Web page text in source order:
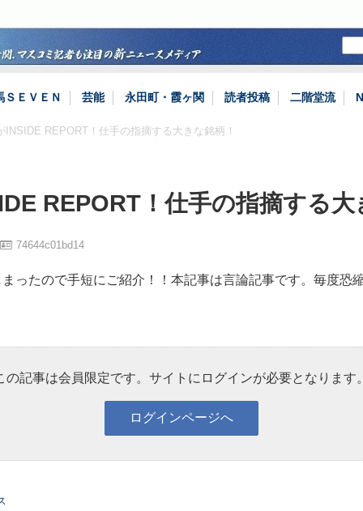
ＳＥＶＥＮ 芸能 永田町・霞ヶ関 読者投稿 二階堂流
INSIDE REPORT！仕手の指摘する大きな銘柄！
REPORT！仕手の指摘する
74644c01bd14
ったので手短にご紹介！！本記事は言論記事です。毎度恐
の記事は会員限定です。サイトにログインが必要となります